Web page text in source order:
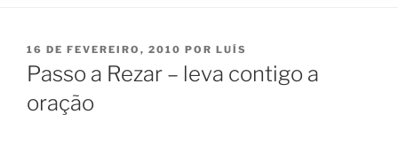
PUBLICADO
EM
16 DE FEVEREIRO, 2010 POR LUÍS
Passo a Rezar – leva contigo a
oração